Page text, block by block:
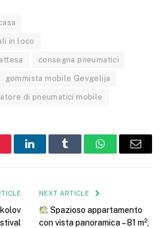
in loco
consegna pneumatici
gommista mobile Gevgelija
di pneumatici mobile
LinkedInTumblr WhatsAppEmail
NEXT ARTICLE
Spazioso appartamento
con vista panoramica – 81 m²,